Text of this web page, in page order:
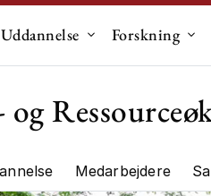
Uddannelse Undermenu til
Forskning
til "Forskning"
Medarbejdere